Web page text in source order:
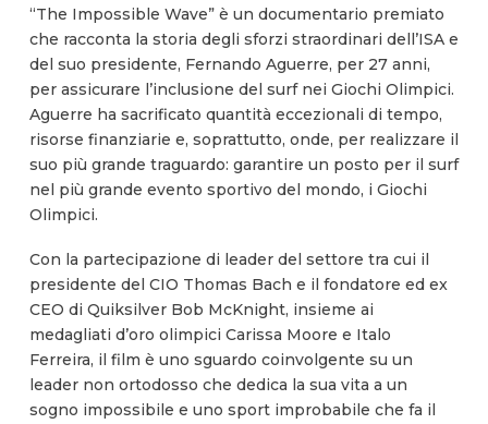
“The Impossible Wave” è un documentario premiato
che racconta la storia degli sforzi straordinari dell’ISA e
del suo presidente, Fernando Aguerre, per 27 anni,
per assicurare l’inclusione del surf nei Giochi Olimpici.
Aguerre ha sacrificato quantità eccezionali di tempo,
risorse finanziarie e, soprattutto, onde, per realizzare il
suo più grande traguardo: garantire un posto per il surf
nel più grande evento sportivo del mondo, i Giochi
Olimpici.
Con la partecipazione di leader del settore tra cui il
presidente del CIO Thomas Bach e il fondatore ed ex
CEO di Quiksilver Bob McKnight, insieme ai
medagliati d’oro olimpici Carissa Moore e Italo
Ferreira, il film è uno sguardo coinvolgente su un
leader non ortodosso che dedica la sua vita a un
sogno impossibile e uno sport improbabile che fa il